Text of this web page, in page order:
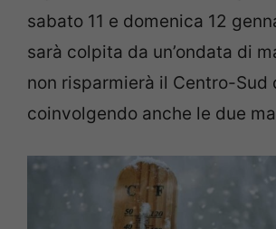
sabato 11 e domenica 12
sarà colpita da un’ondata di
non risparmierà il Centro-Sud
coinvolgendo anche le due